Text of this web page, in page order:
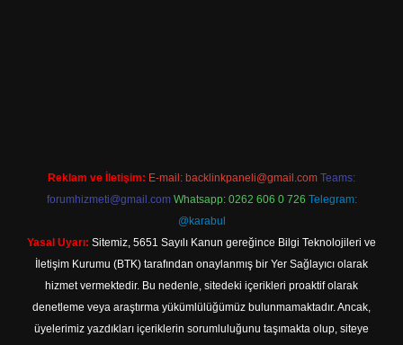
Reklam ve İletişim: E-mail: backlinkpaneli@gmail.com Teams:
forumhizmeti@gmail.com Whatsapp: 0262 606 0 726 Telegram:
@karabul
Yasal Uyarı: Sitemiz, 5651 Sayılı Kanun gereğince Bilgi Teknolojileri ve
İletişim Kurumu (BTK) tarafından onaylanmış bir Yer Sağlayıcı olarak
hizmet vermektedir. Bu nedenle, sitedeki içerikleri proaktif olarak
denetleme veya araştırma yükümlülüğümüz bulunmamaktadır. Ancak,
üyelerimiz yazdıkları içeriklerin sorumluluğunu taşımakta olup, siteye